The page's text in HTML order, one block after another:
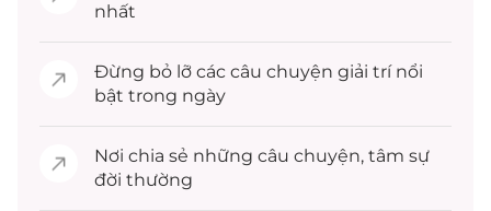
nhất
Đừng bỏ lỡ các câu chuyện giải trínổi
bật trong ngày
Nơi chia sẻ những câu chuyện, tâm sự
đời thường